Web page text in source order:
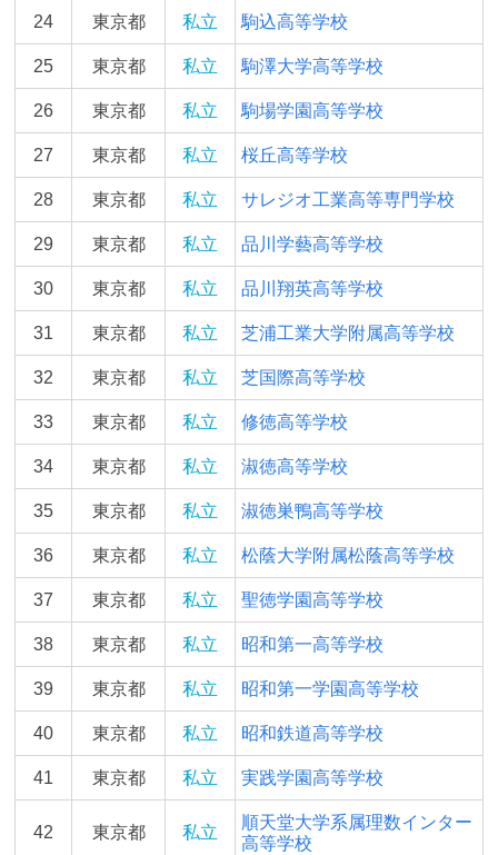
24 東京都 私立 駒込高等学校
25 東京都 私立 駒澤大学高等学校
26 東京都 私立 駒場学園高等学校
27 東京都 私立 桜丘高等学校
28 東京都 私立 サレジオ工業高等専門学校
29 東京都 私立 品川学藝高等学校
30 東京都 私立 品川翔英高等学校
31 東京都 私立 芝浦工業大学附属高等学校
32 東京都 私立 芝国際高等学校
33 東京都 私立 修徳高等学校
34 東京都 私立 淑徳高等学校
35 東京都 私立 淑徳巣鴨高等学校
36 東京都 私立 松蔭大学附属松蔭高等学校
37 東京都 私立 聖徳学園高等学校
38 東京都 私立 昭和第一高等学校
39 東京都 私立 昭和第一学園高等学校
40 東京都 私立 昭和鉄道高等学校
41 東京都 私立 実践学園高等学校
42 東京都 私立
順天堂大学系属理数インター
高等学校